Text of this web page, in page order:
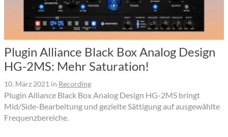
Plugin Alliance Black Box Analog Design
HG-2MS: Mehr Saturation!
10. März 2021 in Recording
Plugin Alliance Black Box Analog Design HG-2MS bringt
Mid/Side-Bearbeitung und gezielte Sättigung auf ausgewählte
Frequenzbereiche.